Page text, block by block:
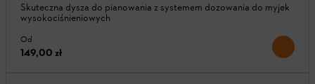
Skuteczna dysza do pianowania z systemem dozowania do myjek
wysokociśnieniowych
Od
149,00 zł